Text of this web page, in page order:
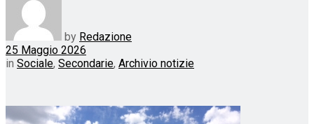
by Redazione
25 Maggio 2026
in Sociale, Secondarie, Archivio notizie